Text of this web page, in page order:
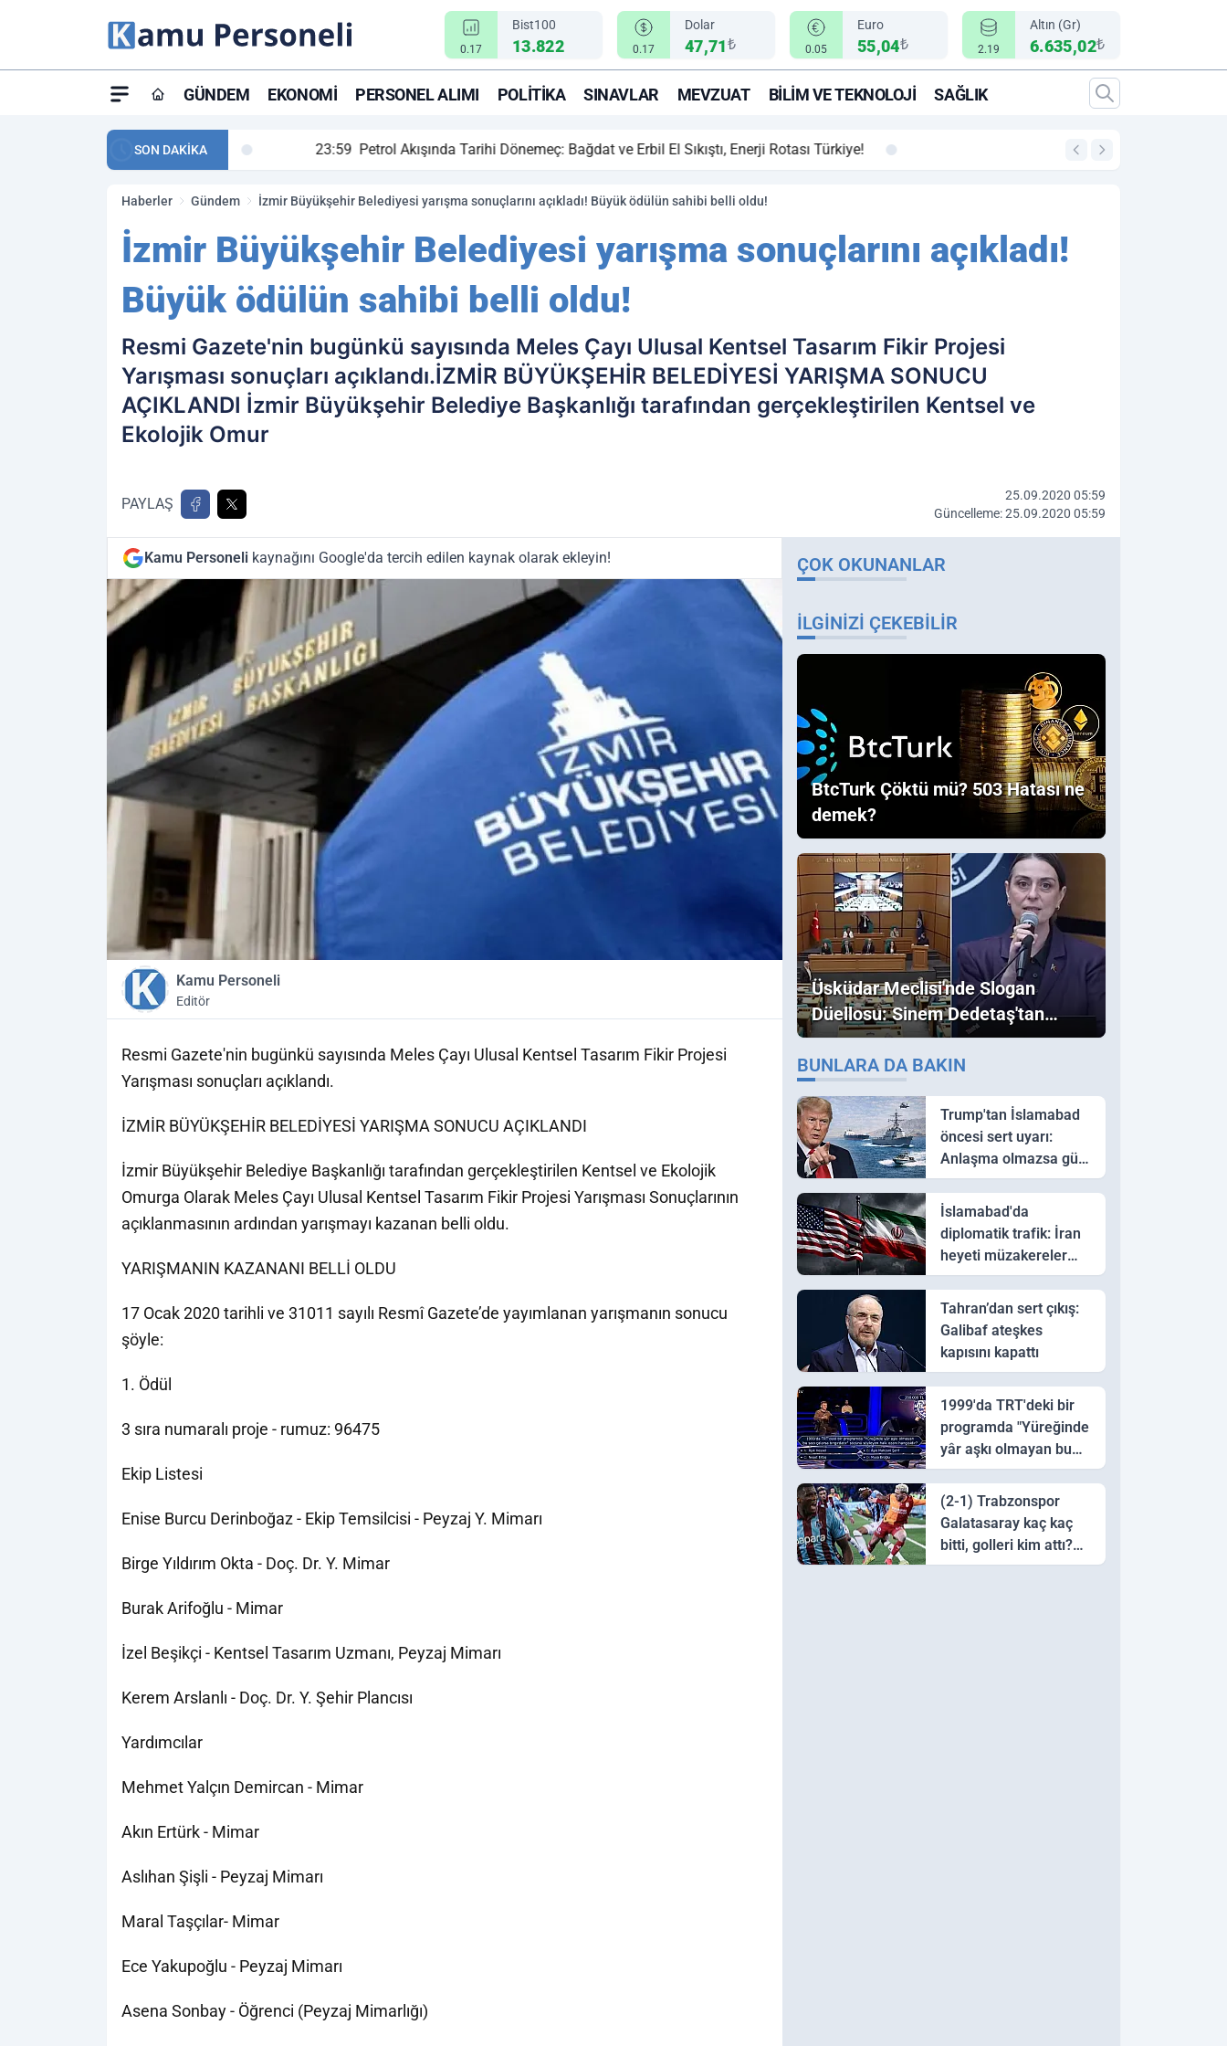
0.17
Bist100
13.822 0.17
Dolar
47,71₺ 0.05
Euro
55,04₺ 2.19
Altın (Gr)
6.635,02₺
GÜNDEM EKONOMI PERSONEL ALIMI POLITIKA SINAVLAR MEVZUAT BILIM VE TEKNOLOJI SAĞLIK
SON DAKİKA
maç özeti ve golleri! 23:59 Petrol Akışında Tarihi Dönemeç: Bağdat ve Erbil El Sıkıştı, Enerji Rotası Türkiye! 00:12
Haberler Gündem İzmir Büyükşehir Belediyesi yarışma sonuçlarını açıkladı! Büyük ödülün sahibi belli oldu!
İzmir Büyükşehir Belediyesi yarışma sonuçlarını açıkladı!
Büyük ödülün sahibi belli oldu!
Resmi Gazete'nin bugünkü sayısında Meles Çayı Ulusal Kentsel Tasarım Fikir Projesi
Yarışması sonuçları açıklandı.İZMİR BÜYÜKŞEHİR BELEDİYESİ YARIŞMA SONUCU
AÇIKLANDI İzmir Büyükşehir Belediye Başkanlığı tarafından gerçekleştirilen Kentsel ve
Ekolojik Omur
PAYLAŞ
25.09.2020 05:59
Güncelleme: 25.09.2020 05:59
Kamu Personeli kaynağını Google'da tercih edilen kaynak olarak ekleyin!
Kamu Personeli
Editör
Resmi Gazete'nin bugünkü sayısında Meles Çayı Ulusal Kentsel Tasarım Fikir Projesi
Yarışması sonuçları açıklandı.
İZMİR BÜYÜKŞEHİR BELEDİYESİ YARIŞMA SONUCU AÇIKLANDI
İzmir Büyükşehir Belediye Başkanlığı tarafından gerçekleştirilen Kentsel ve Ekolojik
Omurga Olarak Meles Çayı Ulusal Kentsel Tasarım Fikir Projesi Yarışması Sonuçlarının
açıklanmasının ardından yarışmayı kazanan belli oldu.
YARIŞMANIN KAZANANI BELLİ OLDU
17 Ocak 2020 tarihli ve 31011 sayılı Resmî Gazete’de yayımlanan yarışmanın sonucu
şöyle:
1. Ödül
3 sıra numaralı proje - rumuz: 96475
Ekip Listesi
Enise Burcu Derinboğaz - Ekip Temsilcisi - Peyzaj Y. Mimarı
Birge Yıldırım Okta - Doç. Dr. Y. Mimar
Burak Arifoğlu - Mimar
İzel Beşikçi - Kentsel Tasarım Uzmanı, Peyzaj Mimarı
Kerem Arslanlı - Doç. Dr. Y. Şehir Plancısı
Yardımcılar
Mehmet Yalçın Demircan - Mimar
Akın Ertürk - Mimar
Aslıhan Şişli - Peyzaj Mimarı
Maral Taşçılar- Mimar
Ece Yakupoğlu - Peyzaj Mimarı
Asena Sonbay - Öğrenci (Peyzaj Mimarlığı)
ÇOK OKUNANLAR
İLGINIZI ÇEKEBILIR
BtcTurk Çöktü mü? 503 Hatası ne
demek?
Üsküdar Meclisi'nde Slogan
Düellosu: Sinem Dedetaş'tan
Ezber Bozan "Erdoğan" ve
"İmamoğlu" Çıkışı!
BUNLARA DA BAKIN
Trump'tan İslamabad
öncesi sert uyarı:
Anlaşma olmazsa güç
kullanırız
İslamabad'da
diplomatik trafik: İran
heyeti müzakereler
için Pakistan'a ulaştı
Tahran’dan sert çıkış:
Galibaf ateşkes
kapısını kapattı
1999'da TRT'deki bir
programda "Yüreğinde
yâr aşkı olmayan bu
sazı çalarsa tingirdatır"
sözünü söyleyen halk
ozanı hangisidir?
(2-1) Trabzonspor
Galatasaray kaç kaç
bitti, golleri kim attı?
Trabzonspor